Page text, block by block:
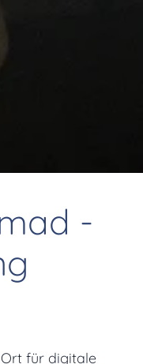
-
für digitale